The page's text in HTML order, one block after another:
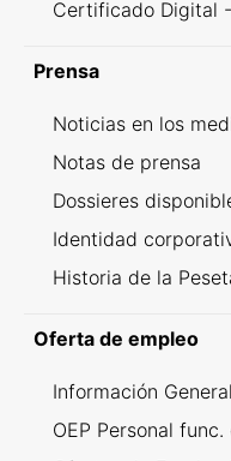
Certificado Digital
Prensa
Noticias en los
Notas de prensa
Dossieres
Identidad
Historia de la
Oferta de empleo
Información General
OEP Personal